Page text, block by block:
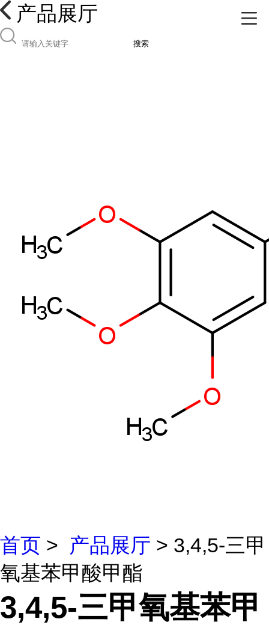
产品展厅
搜索
首页 > 产品展厅 > 3,4,5-三甲
氧基苯甲酸甲酯
3,4,5-三甲氧基苯甲